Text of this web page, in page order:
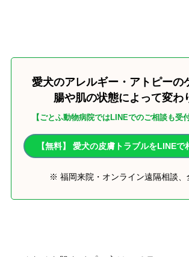
愛犬のアレルギー・アトピーの
腸や肌の状態によって変わ
【ごとふ動物病院ではLINEでのご相談も受
【無料】 愛犬の皮膚トラブルをLINEで
※ 福岡来院・オンライン遠隔相談、